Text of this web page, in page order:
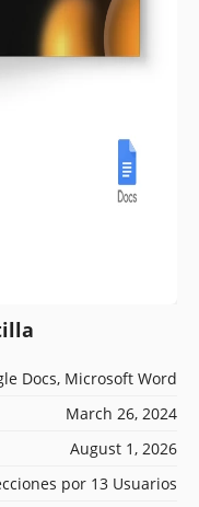
Docs, Microsoft Word
March 26, 2024
August 1, 2026
por 13 Usuarios